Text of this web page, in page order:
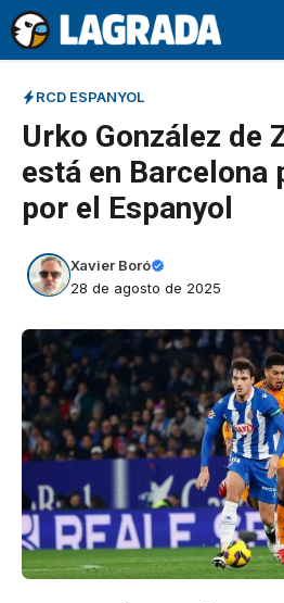
Saltar
al
contenido
RCD ESPANYOL
Urko González de
está en Barcelona
por el Espanyol
Xavier Boró
28 de agosto de 2025